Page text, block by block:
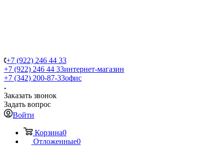
+7 (922) 246 44 33
+7 (922) 246 44 33интернет-магазин
+7 (342) 200-87-33офис
Заказать звонок
Задать вопрос
Войти
Корзина0
Отложенные0